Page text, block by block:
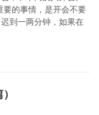
的事情，是开会不要
到一两分钟，如果在